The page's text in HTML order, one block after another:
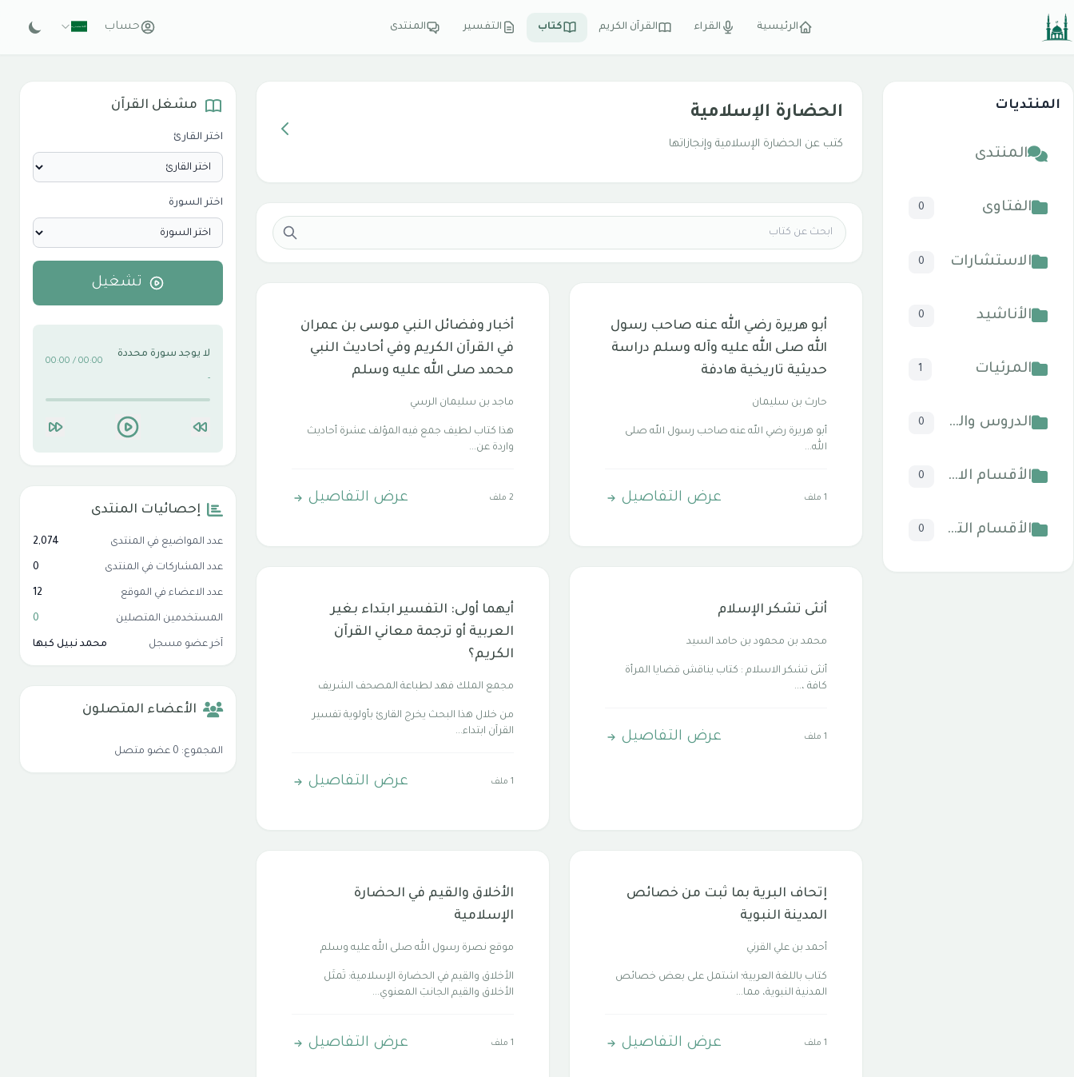
الرئيسية القراء القرآن الكريم كتاب التفسير المنتدى حساب
المنتديات
المنتدى
الفتاوى 0
الاستشارات 0
الأناشيد 0
المرئيات 1
الدروس والخطب 0
الأقسام الاسلامية 0
الأقسام التقنية للكمبيوتر والنترنت 0
الحضارة الإسلامية
كتب عن الحضارة الإسلامية وإنجازاتها
أبو هريرة رضي الله عنه صاحب رسول
الله صلى الله عليه وآله وسلم دراسة
حديثية تاريخية هادفة
حارث بن سليمان
أبو هريرة رضي الله عنه صاحب رسول الله صلى
الله...
1 ملف عرض التفاصيل
أخبار وفضائل النبي موسى بن عمران
في القرآن الكريم وفي أحاديث النبي
محمد صلى الله عليه وسلم
ماجد بن سليمان الرسي
هذا كتاب لطيف جمع فيه المؤلف عشرة أحاديث
واردة عن...
2 ملف عرض التفاصيل
أنثى تشكر الإسلام
محمد بن محمود بن حامد السيد
أنثى تشكر الاسلام : كتاب يناقش قضايا المرأة
كافة ،...
1 ملف عرض التفاصيل
أيهما أولى: التفسير ابتداء بغير
العربية أو ترجمة معاني القرآن
الكريم؟
مجمع الملك فهد لطباعة المصحف الشريف
من خلال هذا البحث يخرج القارئ بأولوية تفسير
القرآن ابتداء...
1 ملف عرض التفاصيل
إتحاف البرية بما ثبت من خصائص
المدينة النبوية
أحمد بن علي القرني
كتاب باللغة العربية؛ اشتمل على بعض خصائص
المدنية النبوية، مما...
1 ملف عرض التفاصيل
الأخلاق والقيم في الحضارة
الإسلامية
موقع نصرة رسول الله صلى الله عليه وسلم
الأخلاق والقيم في الحضارة الإسلامية: تُمثِّل
الأخلاق والقيم الجانبَ المعنوي...
1 ملف عرض التفاصيل
مشغل القرآن
اختر القارئ
اختر السورة
تشغيل
لا يوجد سورة محددة
-
00:00 / 00:00
إحصائيات المنتدى
عدد المواضيع في المنتدى 2,074
عدد المشاركات في المنتدى 0
عدد الاعضاء في الموقع 12
المستخدمين المتصلين 0
آخر عضو مسجل محمد نبيل كبها
الأعضاء المتصلون
المجموع: 0 عضو متصل